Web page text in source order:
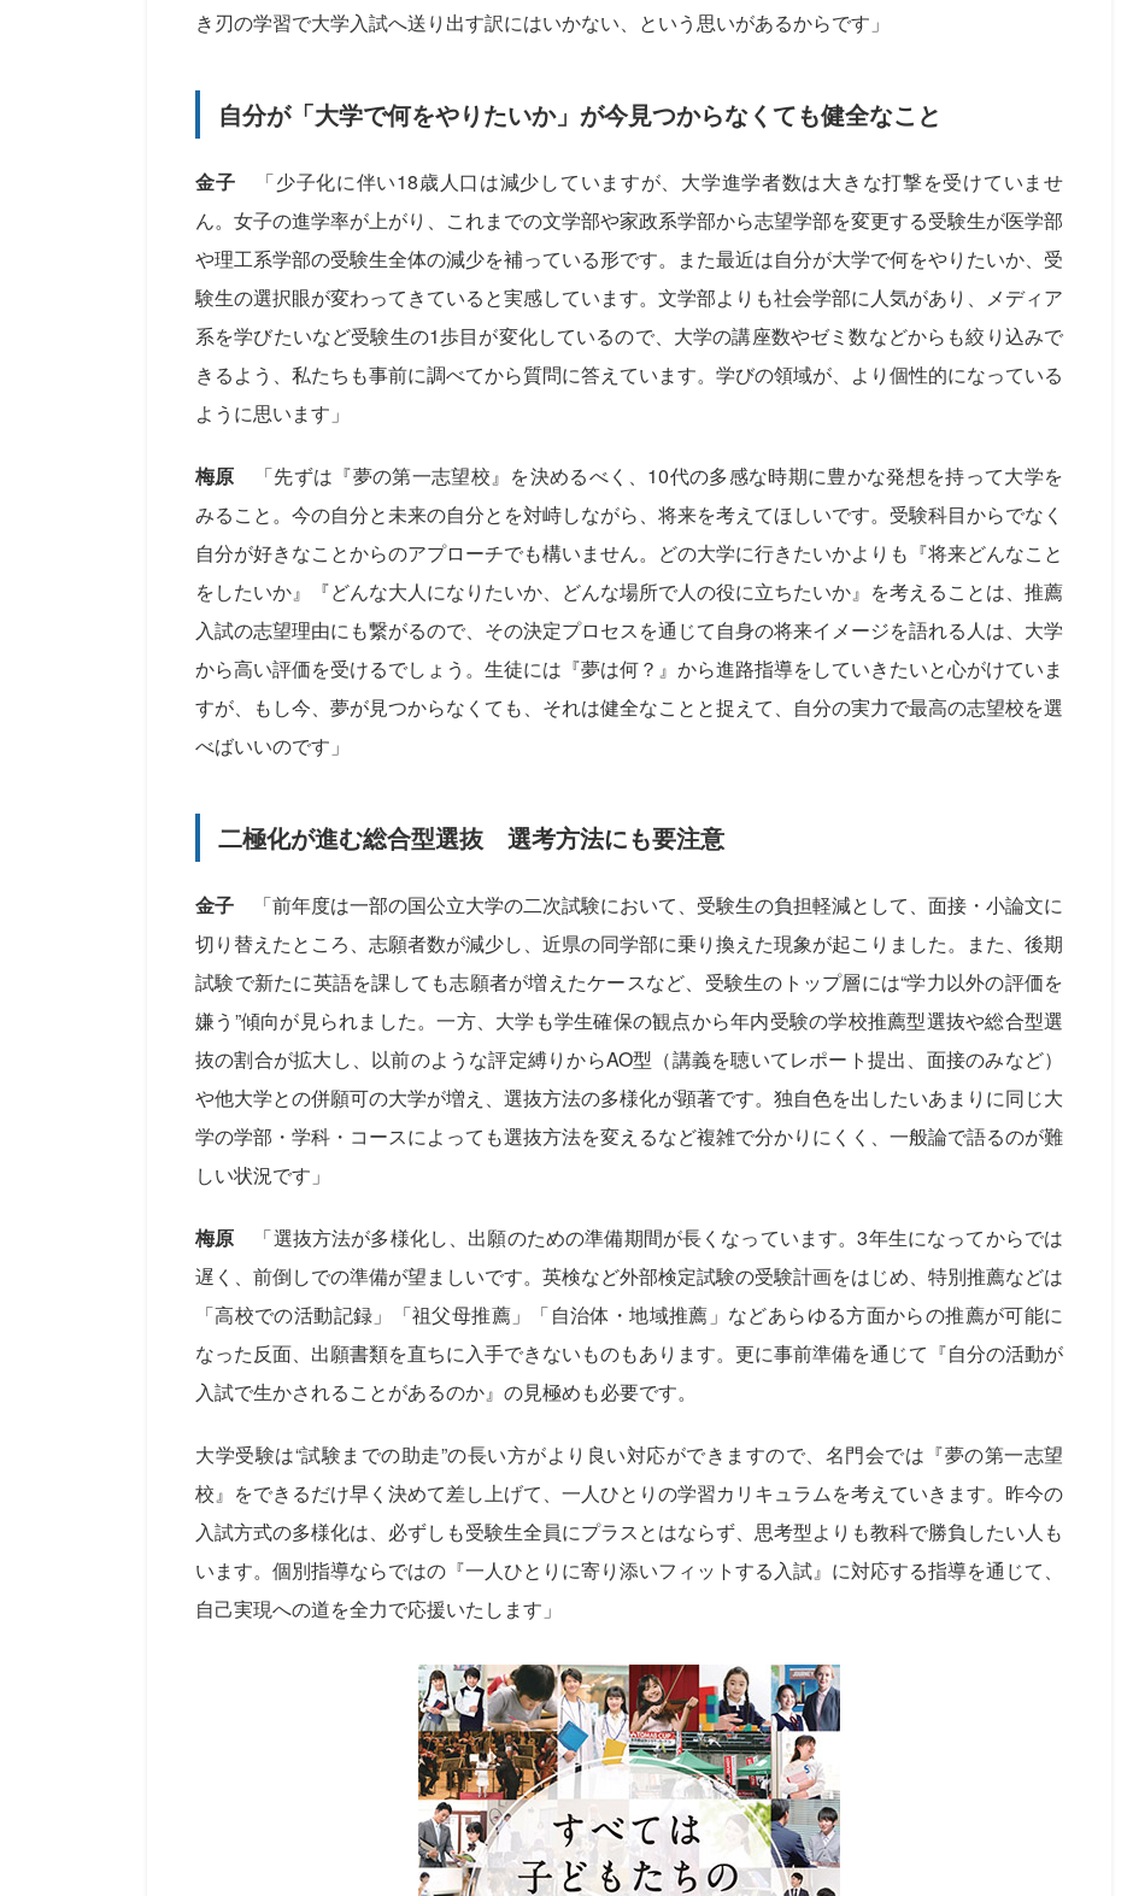
き刃の学習で大学入試へ送り出す訳にはいかない、という思いがあるからです」
自分が「大学で何をやりたいか」が今見つからなくても健全なこと
金子 「少子化に伴い18歳人口は減少していますが、大学進学者数は大きな打撃を受けていませ
ん。女子の進学率が上がり、これまでの文学部や家政系学部から志望学部を変更する受験生が医学部
や理工系学部の受験生全体の減少を補っている形です。また最近は自分が大学で何をやりたいか、受
験生の選択眼が変わってきていると実感しています。文学部よりも社会学部に人気があり、メディア
系を学びたいなど受験生の1歩目が変化しているので、大学の講座数やゼミ数などからも絞り込みで
きるよう、私たちも事前に調べてから質問に答えています。学びの領域が、より個性的になっている
ように思います」
梅原 「先ずは『夢の第一志望校』を決めるべく、10代の多感な時期に豊かな発想を持って大学を
みること。今の自分と未来の自分とを対峙しながら、将来を考えてほしいです。受験科目からでなく
自分が好きなことからのアプローチでも構いません。どの大学に行きたいかよりも『将来どんなこと
をしたいか』『どんな大人になりたいか、どんな場所で人の役に立ちたいか』を考えることは、推薦
入試の志望理由にも繋がるので、その決定プロセスを通じて自身の将来イメージを語れる人は、大学
から高い評価を受けるでしょう。生徒には『夢は何？』から進路指導をしていきたいと心がけていま
すが、もし今、夢が見つからなくても、それは健全なことと捉えて、自分の実力で最高の志望校を選
べばいいのです」
二極化が進む総合型選抜 選考方法にも要注意
金子 「前年度は一部の国公立大学の二次試験において、受験生の負担軽減として、面接・小論文に
切り替えたところ、志願者数が減少し、近県の同学部に乗り換えた現象が起こりました。また、後期
試験で新たに英語を課しても志願者が増えたケースなど、受験生のトップ層には“学力以外の評価を
嫌う”傾向が見られました。一方、大学も学生確保の観点から年内受験の学校推薦型選抜や総合型選
抜の割合が拡大し、以前のような評定縛りからAO型（講義を聴いてレポート提出、面接のみなど）
や他大学との併願可の大学が増え、選抜方法の多様化が顕著です。独自色を出したいあまりに同じ大
学の学部・学科・コースによっても選抜方法を変えるなど複雑で分かりにくく、一般論で語るのが難
しい状況です」
梅原 「選抜方法が多様化し、出願のための準備期間が長くなっています。3年生になってからでは
遅く、前倒しでの準備が望ましいです。英検など外部検定試験の受験計画をはじめ、特別推薦などは
「高校での活動記録」「祖父母推薦」「自治体・地域推薦」などあらゆる方面からの推薦が可能に
なった反面、出願書類を直ちに入手できないものもあります。更に事前準備を通じて『自分の活動が
入試で生かされることがあるのか』の見極めも必要です。
大学受験は“試験までの助走”の長い方がより良い対応ができますので、名門会では『夢の第一志望
校』をできるだけ早く決めて差し上げて、一人ひとりの学習カリキュラムを考えていきます。昨今の
入試方式の多様化は、必ずしも受験生全員にプラスとはならず、思考型よりも教科で勝負したい人も
います。個別指導ならではの『一人ひとりに寄り添いフィットする入試』に対応する指導を通じて、
自己実現への道を全力で応援いたします」